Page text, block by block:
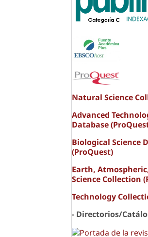
Natural Science
Advanced
Database
Biological Science
(ProQuest)
Earth,
Science Collection
Technology
- Directorios/